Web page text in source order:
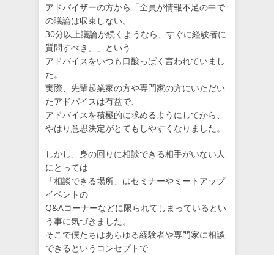
アドバイザーの方から「全員が情報不足の中で
の議論は収束しない。
30分以上議論が続くようなら、すぐに経験者に
質問すべき。」という
アドバイスをいつも口酸っぱく言われていまし
た。
実際、先輩起業家の方や専門家の方にいただい
たアドバイスは有益で、
アドバイスを積極的に求めるようにしてから、
やはり意思決定がとてもしやすくなりました。
しかし、身の回りに相談できる相手がいない人
にとっては
「相談できる場所」はセミナーやミートアップ
イベントの
Q&Aコーナーなどに限られてしまっているとい
う事に気づきました。
そこで僕たちはあらゆる経験者や専門家に相談
できるというコンセプトで